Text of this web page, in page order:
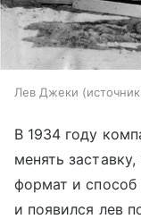
Лев Джеки
В 1934 году
менять
формат и способ
и появился лев